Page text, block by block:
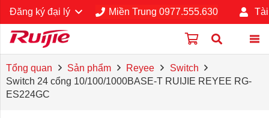
Đăng ký đại lý Miền Trung 0977.555.630
Tổng quan Sản phẩm Reyee
Switch
Switch 24 cổng 10/100/1000BASE-T RUIJIE REYEE RG-
ES224GC